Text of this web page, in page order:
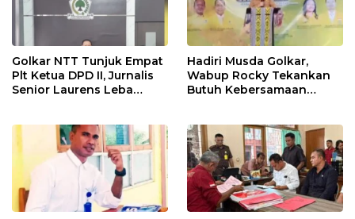
Golkar NTT Tunjuk Empat
Plt Ketua DPD II, Jurnalis
Senior Laurens Leba
Hadiri Musda Golkar,
Wabup Rocky Tekankan
Butuh Kebersamaan